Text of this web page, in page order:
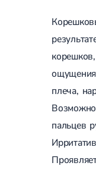
Сахарный диабет 1
Сахарный диабет 2
Школа диабета
Диффузный
Диффузный зоб
Подострый тиреоидит
Аутоиммунный
плеча,
пальцев